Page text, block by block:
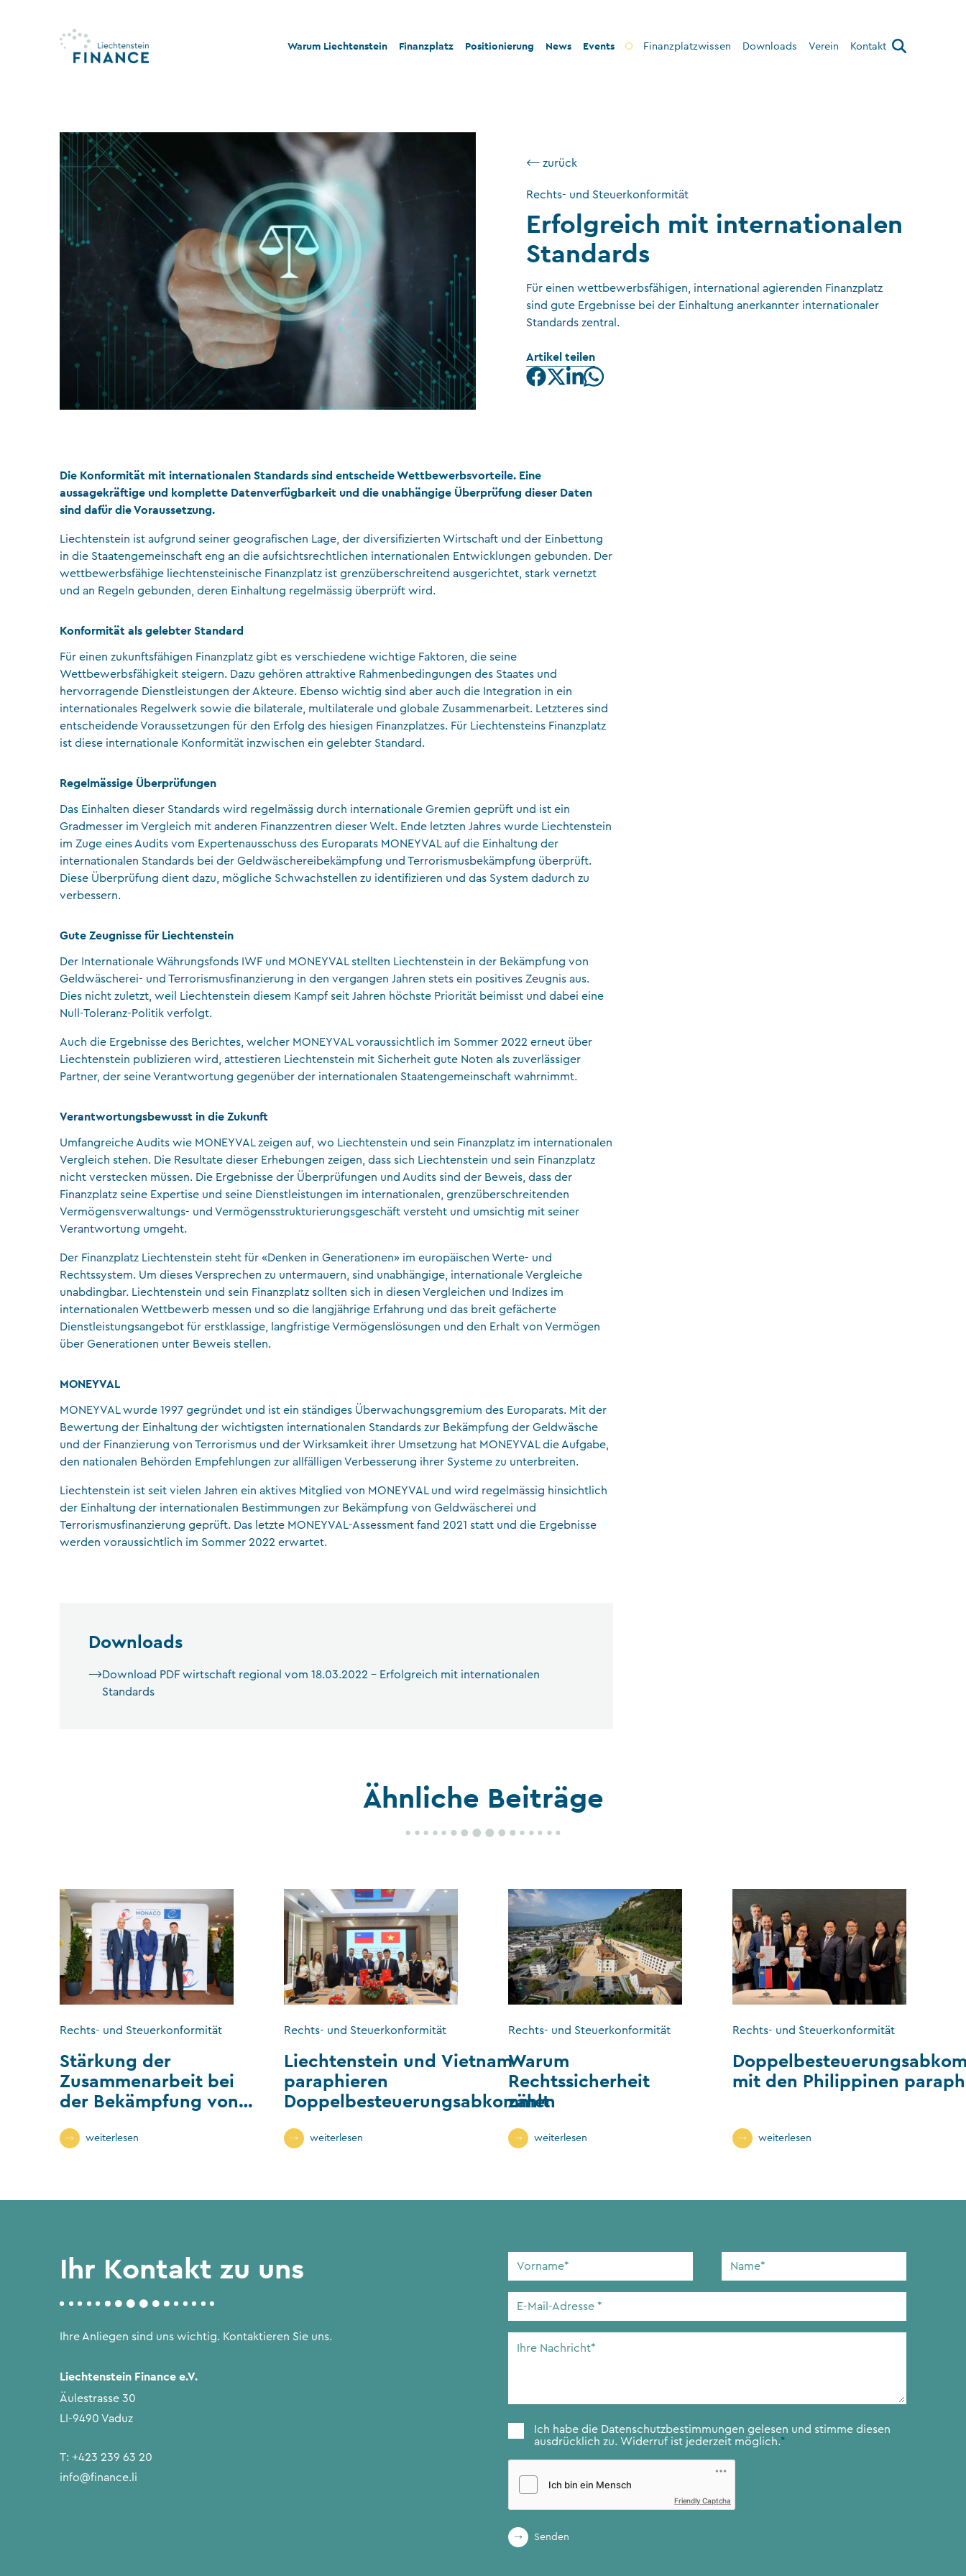
Warum Liechtenstein
Stabilität und Rechtssicherheit
Rechts- und Steuerkonformität
Nachhaltigkeit und Philanthropie
Stiftungswesen
Finanzplatz
Treuhandsektor
VT-Dienstleistungen
CFA Society Liechtenstein
Rechtsanwälte
Positionierung
Stabilität und Sicherheit
News Events Finanzplatzwissen Downloads Verein Kontakt
⟵ zurück
Rechts- und Steuerkonformität
Erfolgreich mit internationalen
Standards
Für einen wettbewerbsfähigen, international agierenden Finanzplatz
sind gute Ergebnisse bei der Einhaltung anerkannter internationaler
Standards zentral.
Artikel teilen
Die Konformität mit internationalen Standards sind entscheide Wettbewerbsvorteile. Eine
aussagekräftige und komplette Datenverfügbarkeit und die unabhängige Überprüfung dieser Daten
sind dafür die Voraussetzung.
Liechtenstein ist aufgrund seiner geografischen Lage, der diversifizierten Wirtschaft und der Einbettung
in die Staatengemeinschaft eng an die aufsichtsrechtlichen internationalen Entwicklungen gebunden. Der
wettbewerbsfähige liechtensteinische Finanzplatz ist grenzüberschreitend ausgerichtet, stark vernetzt
und an Regeln gebunden, deren Einhaltung regelmässig überprüft wird.
Konformität als gelebter Standard
Für einen zukunftsfähigen Finanzplatz gibt es verschiedene wichtige Faktoren, die seine
Wettbewerbsfähigkeit steigern. Dazu gehören attraktive Rahmenbedingungen des Staates und
hervorragende Dienstleistungen der Akteure. Ebenso wichtig sind aber auch die Integration in ein
internationales Regelwerk sowie die bilaterale, multilaterale und globale Zusammenarbeit. Letzteres sind
entscheidende Voraussetzungen für den Erfolg des hiesigen Finanzplatzes. Für Liechtensteins Finanzplatz
ist diese internationale Konformität inzwischen ein gelebter Standard.
Regelmässige Überprüfungen
Das Einhalten dieser Standards wird regelmässig durch internationale Gremien geprüft und ist ein
Gradmesser im Vergleich mit anderen Finanzzentren dieser Welt. Ende letzten Jahres wurde Liechtenstein
im Zuge eines Audits vom Expertenausschuss des Europarats MONEYVAL auf die Einhaltung der
internationalen Standards bei der Geldwäschereibekämpfung und Terrorismusbekämpfung überprüft.
Diese Überprüfung dient dazu, mögliche Schwachstellen zu identifizieren und das System dadurch zu
verbessern.
Gute Zeugnisse für Liechtenstein
Der Internationale Währungsfonds IWF und MONEYVAL stellten Liechtenstein in der Bekämpfung von
Geldwäscherei- und Terrorismusfinanzierung in den vergangen Jahren stets ein positives Zeugnis aus.
Dies nicht zuletzt, weil Liechtenstein diesem Kampf seit Jahren höchste Priorität beimisst und dabei eine
Null-Toleranz-Politik verfolgt.
Auch die Ergebnisse des Berichtes, welcher MONEYVAL voraussichtlich im Sommer 2022 erneut über
Liechtenstein publizieren wird, attestieren Liechtenstein mit Sicherheit gute Noten als zuverlässiger
Partner, der seine Verantwortung gegenüber der internationalen Staatengemeinschaft wahrnimmt.
Verantwortungsbewusst in die Zukunft
Umfangreiche Audits wie MONEYVAL zeigen auf, wo Liechtenstein und sein Finanzplatz im internationalen
Vergleich stehen. Die Resultate dieser Erhebungen zeigen, dass sich Liechtenstein und sein Finanzplatz
nicht verstecken müssen. Die Ergebnisse der Überprüfungen und Audits sind der Beweis, dass der
Finanzplatz seine Expertise und seine Dienstleistungen im internationalen, grenzüberschreitenden
Vermögensverwaltungs- und Vermögensstrukturierungsgeschäft versteht und umsichtig mit seiner
Verantwortung umgeht.
Der Finanzplatz Liechtenstein steht für «Denken in Generationen» im europäischen Werte- und
Rechtssystem. Um dieses Versprechen zu untermauern, sind unabhängige, internationale Vergleiche
unabdingbar. Liechtenstein und sein Finanzplatz sollten sich in diesen Vergleichen und Indizes im
internationalen Wettbewerb messen und so die langjährige Erfahrung und das breit gefächerte
Dienstleistungsangebot für erstklassige, langfristige Vermögenslösungen und den Erhalt von Vermögen
über Generationen unter Beweis stellen.
MONEYVAL
MONEYVAL wurde 1997 gegründet und ist ein ständiges Überwachungsgremium des Europarats. Mit der
Bewertung der Einhaltung der wichtigsten internationalen Standards zur Bekämpfung der Geldwäsche
und der Finanzierung von Terrorismus und der Wirksamkeit ihrer Umsetzung hat MONEYVAL die Aufgabe,
den nationalen Behörden Empfehlungen zur allfälligen Verbesserung ihrer Systeme zu unterbreiten.
Liechtenstein ist seit vielen Jahren ein aktives Mitglied von MONEYVAL und wird regelmässig hinsichtlich
der Einhaltung der internationalen Bestimmungen zur Bekämpfung von Geldwäscherei und
Terrorismusfinanzierung geprüft. Das letzte MONEYVAL-Assessment fand 2021 statt und die Ergebnisse
werden voraussichtlich im Sommer 2022 erwartet.
Downloads
Download PDF wirtschaft regional vom 18.03.2022 – Erfolgreich mit internationalen
Standards
Ähnliche Beiträge
Rechts- und Steuerkonformität
Stärkung der
Zusammenarbeit bei
der Bekämpfung von
weiterlesen
Rechts- und Steuerkonformität
Liechtenstein und Vietnam
paraphieren
Doppelbesteuerungsabkommen
weiterlesen
Rechts- und Steuerkonformität
Warum
Rechtssicherheit
zählt
weiterlesen
Rechts- und Steuerkonformität
mit den Philippinen
weiterlesen
Ihr Kontakt zu uns
Ihre Anliegen sind uns wichtig. Kontaktieren Sie uns.
Liechtenstein Finance e.V.
Äulestrasse 30
LI-9490 Vaduz
T: +423 239 63 20
info@finance.li
Vorname Name
E-
Adresse*
Zustimmung*
Ich habe die Datenschutzbestimmungen gelesen und stimme diesen
ausdrücklich zu. Widerruf ist jederzeit möglich.*
Friendly Captcha
Senden